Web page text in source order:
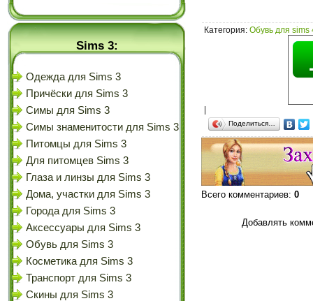
Sims 3:
Одежда для Sims 3
Причёски для Sims 3
Симы для Sims 3
Симы знаменитости для Sims 3
Питомцы для Sims 3
Для питомцев Sims 3
Глаза и линзы для Sims 3
Дома, участки для Sims 3
Города для Sims 3
Аксессуары для Sims 3
Обувь для Sims 3
Косметика для Sims 3
Транспорт для Sims 3
Скины для Sims 3
Категория: Обувь для sims
Поделиться…
Всего комментариев: 0
Добавлять